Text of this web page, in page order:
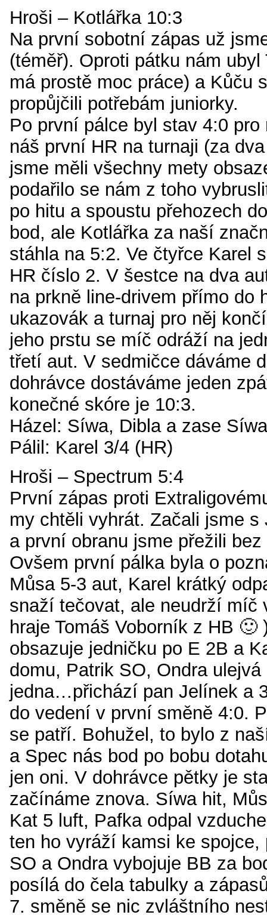
Hroši – Kotlářka 10:3
Na první sobotní zápas už
(téměř). Oproti pátku nám
má prostě moc práce) a Kůču
propůjčili potřebám juniorky.
Po první pálce byl stav 4:0 pro
náš první HR na turnaji (za
jsme měli všechny mety
podařilo se nám z toho
po hitu a spoustu přehozech
bod, ale Kotlářka za naší
stáhla na 5:2. Ve čtyřce Karel
HR číslo 2. V šestce na dva
na prkně line-drivem přímo do
ukazovák a turnaj pro něj
jeho prstu se míč odráží na
třetí aut. V sedmičce dáváme
dohrávce dostáváme jeden
konečné skóre je 10:3.
Házel: Síwa, Dibla a zase Síwa
Pálil: Karel 3/4 (HR)
Hroši – Spectrum 5:4
První zápas proti
my chtěli vyhrát. Začali jsme s
a první obranu jsme přežili
Ovšem první pálka byla o
Můsa 5-3 aut, Karel krátký
snaží tečovat, ale neudrží míč
hraje Tomáš Voborník z HB 🙂
obsazuje jedničku po E 2B a
domu, Patrik SO, Ondra
jedna…přichází pan Jelínek a
do vedení v první směně 4:0.
se patří. Bohužel, to bylo z
a Spec nás bod po bobu
jen oni. V dohrávce pětky je
začínáme znova. Síwa hit,
Kat 5 luft, Pafka odpal
ten ho vyráží kamsi ke spojce,
SO a Ondra vybojuje BB za
posílá do čela tabulky a
7. směně se nic zvláštního